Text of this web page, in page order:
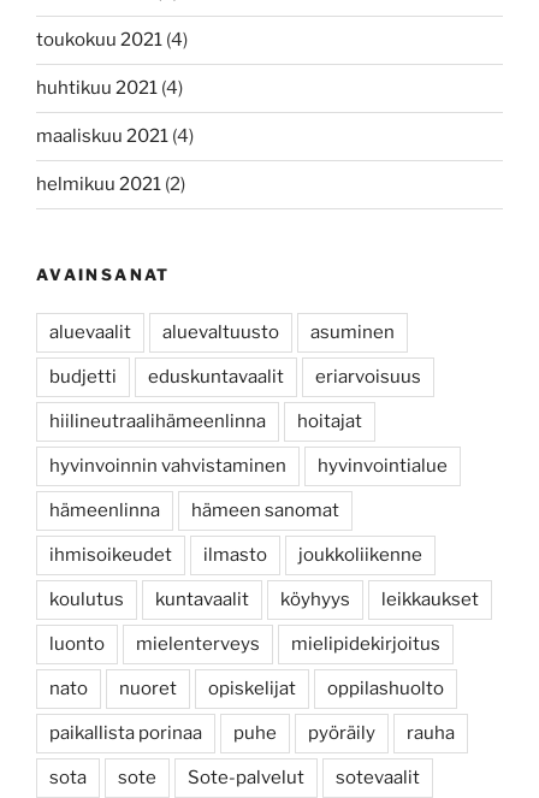
toukokuu 2021 (4)
huhtikuu 2021 (4)
maaliskuu 2021 (4)
helmikuu 2021 (2)
AVAINSANAT
aluevaalit aluevaltuusto asuminen
budjetti eduskuntavaalit eriarvoisuus
hiilineutraalihämeenlinna hoitajat
hyvinvoinnin vahvistaminen hyvinvointialue
hämeenlinna hämeen sanomat
ihmisoikeudet ilmasto joukkoliikenne
koulutus kuntavaalit köyhyys leikkaukset
luonto mielenterveys mielipidekirjoitus
nato nuoret opiskelijat oppilashuolto
paikallista porinaa puhe pyöräily rauha
sota sote Sote-palvelut sotevaalit